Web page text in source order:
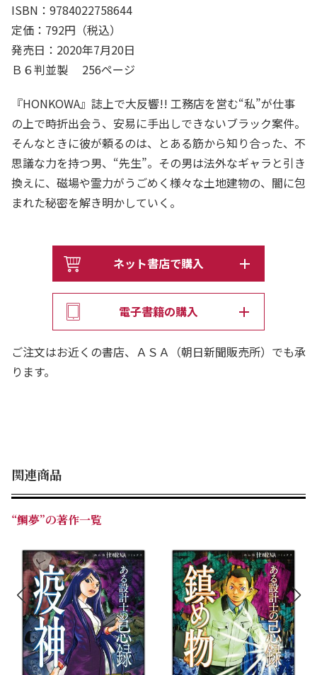
ISBN：9784022758644
定価：792円（税込）
発売日：2020年7月20日
Ｂ６判並製 256ページ
『HONKOWA』誌上で大反響!! 工務店を営む“私”が仕事
の上で時折出会う、安易に手出しできないブラック案件。
そんなときに彼が頼るのは、とある筋から知り合った、不
思議な力を持つ男、“先生”。その男は法外なギャラと引き
換えに、磁場や霊力がうごめく様々な土地建物の、闇に包
まれた秘密を解き明かしていく。
ネット書店で購入
電子書籍の購入
ご注文はお近くの書店、ＡＳＡ（朝日新聞販売所）でも承
ります。
関連商品
“鯛夢”の著作一覧